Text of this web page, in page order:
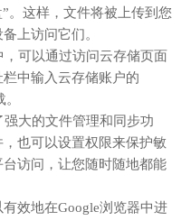
。这样，文件将被上传到您
上访问它们。
可以通过访问云存储页面
中输入云存储账户的
大的文件管理和同步功
也可以设置权限来保护敏
访问，让您随时随地都能
效地在Google浏览器中进